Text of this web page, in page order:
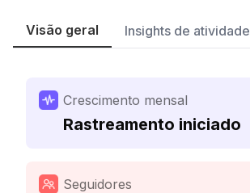
Visão geral Insights de atividade
Crescimento mensal
Rastreamento iniciado
Seguidores